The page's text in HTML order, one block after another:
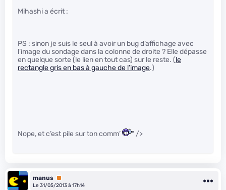
Mihashi a écrit :
PS : sinon je suis le seul à avoir un bug d’affichage avec
l’image du sondage dans la colonne de droite ? Elle dépasse
en quelque sorte (le lien en tout cas) sur le reste. (le
rectangle gris en bas à gauche de l’image.)
Nope, et c’est pile sur ton comm’ " />
manus Premium
Le 31/05/2013 à 17h14